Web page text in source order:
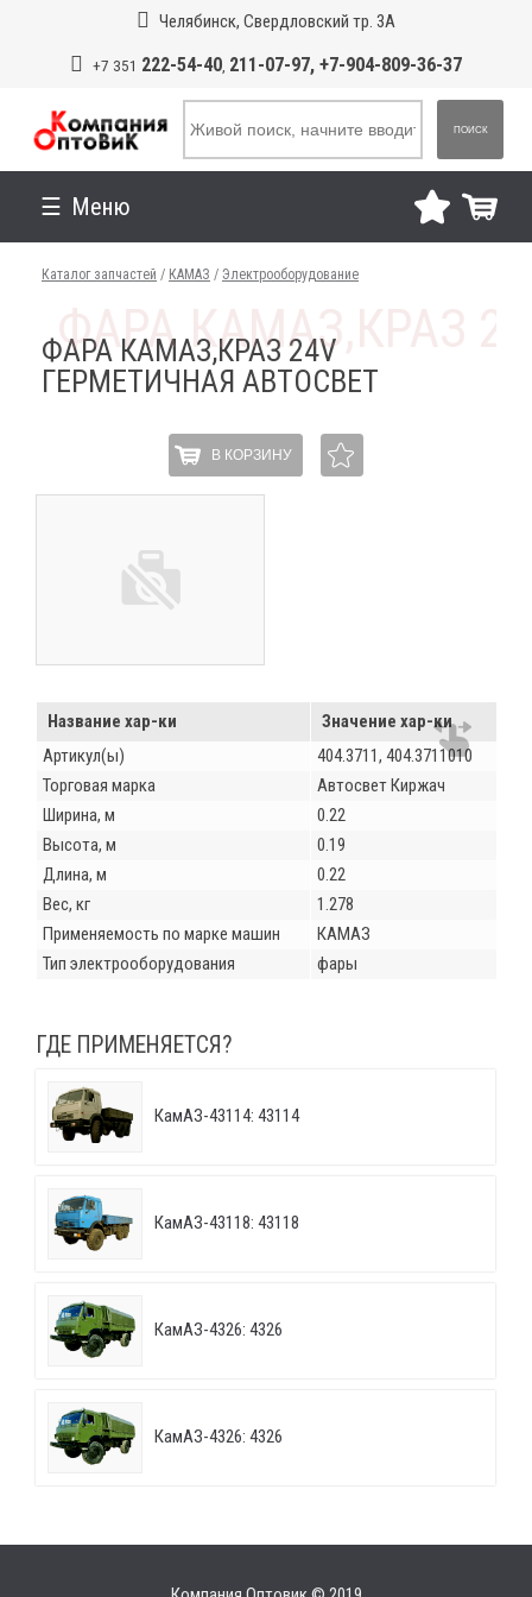
Челябинск, Свердловский тр. 3А
+7 351 222-54-40, 211-07-97, +7-904-809-36-37
ПОИСК
Меню
Каталог запчастей / КАМАЗ / Электрооборудование
ФАРА КАМАЗ,КРАЗ 24V
ГЕРМЕТИЧНАЯ АВТОСВЕТ
В КОРЗИНУ
Название хар-ки
Значение хар-ки
Артикул(ы)
404.3711, 404.3711010
Торговая марка
Автосвет Киржач
Ширина, м
0.22
Высота, м
0.19
Длина, м
0.22
Вес, кг
1.278
Применяемость по марке машин
КАМАЗ
Тип электрооборудования
фары
ГДЕ ПРИМЕНЯЕТСЯ?
КамАЗ-43114: 43114
КамАЗ-43118: 43118
КамАЗ-4326: 4326
КамАЗ-4326: 4326